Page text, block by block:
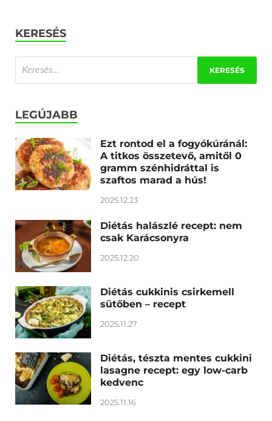
KERESÉS
LEGÚJABB
Ezt rontod el a fogyókúránál:
A titkos összetevő, amitől 0
gramm szénhidráttal is
szaftos marad a hús!
2025.12.23
Diétás halászlé recept: nem
csak Karácsonyra
2025.12.20
Diétás cukkinis csirkemell
sütőben – recept
2025.11.27
Diétás, tészta mentes cukkini
lasagne recept: egy low-carb
kedvenc
2025.11.16